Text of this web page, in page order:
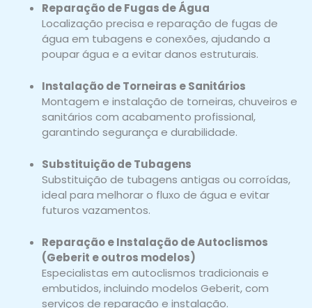
Reparação de Fugas de Água
Localização precisa e reparação de fugas de
água em tubagens e conexões, ajudando a
poupar água e a evitar danos estruturais.
Instalação de Torneiras e Sanitários
Montagem e instalação de torneiras, chuveiros e
sanitários com acabamento profissional,
garantindo segurança e durabilidade.
Substituição de Tubagens
Substituição de tubagens antigas ou corroídas,
ideal para melhorar o fluxo de água e evitar
futuros vazamentos.
Reparação e Instalação de Autoclismos
(Geberit e outros modelos)
Especialistas em autoclismos tradicionais e
embutidos, incluindo modelos Geberit, com
serviços de reparação e instalação.